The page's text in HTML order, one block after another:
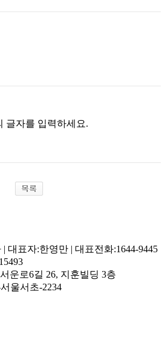
글자를 입력하세요.
대표자:한영만 | 대표전화:1644-9445
운로6길 26, 지훈빌딩 3층
울서초-2234